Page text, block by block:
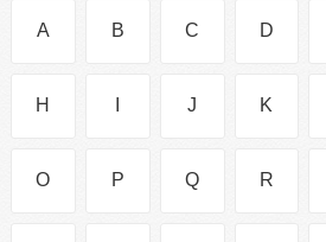
A B C D
H J K
O P Q R